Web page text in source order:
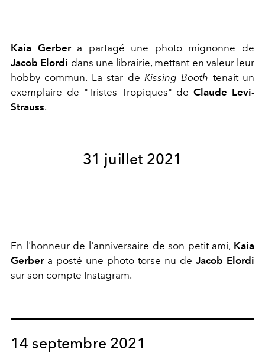
Kaia Gerbera partagé une photo mignonne de
Jacob Elordi dans une librairie, mettant en valeur leur
hobby commun. La star de Kissing Booth tenait un
exemplaire de "Tristes Tropiques" deClaude Levi-
Strauss.
31 juillet 2021
En l'honneur de l'anniversaire de son petit ami, Kaia
Gerbera posté une photo torse nu de Jacob Elordi
sur son compte Instagram.
14 septembre 2021